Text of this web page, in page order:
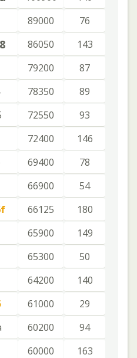
89000
76
86050
143
79200
87
78350
89
72550
93
72400
146
69400
78
66900
54
66125
180
65900
149
65300
50
64200
140
61000
29
60200
94
60000
163